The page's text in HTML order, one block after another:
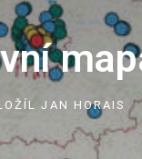
JAN HORAIS